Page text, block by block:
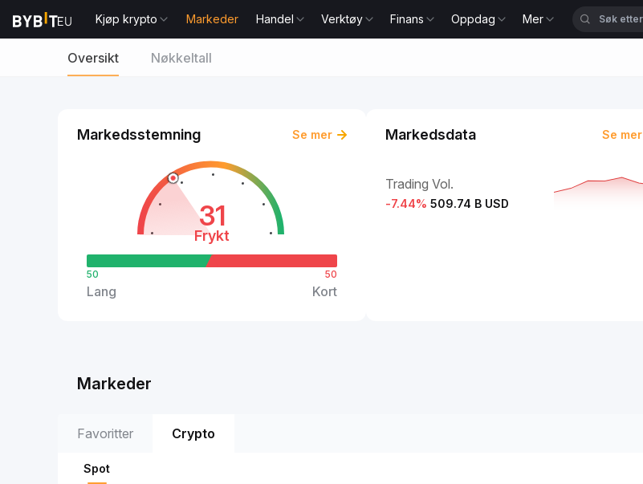
Kjøp krypto Markeder Handel Verktøy Finans Oppdag Mer
Oversikt Nøkkeltall
Markedsstemning Se mer
31
Frykt
50
Lang
50
Kort
Markedsdata Se mer
Trading Vol.
-7.44% 509.74 B USD
Markeder
Favoritter Crypto
Spot